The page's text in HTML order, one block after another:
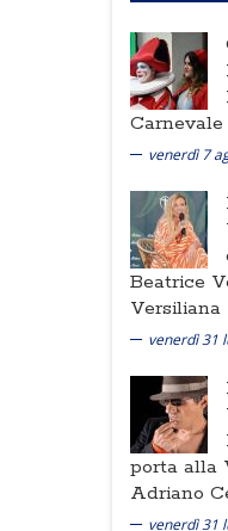
venerdì 7
Beatrice
Versiliana
venerdì 31
porta alla
Adriano
venerdì 31